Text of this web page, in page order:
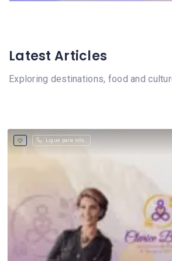
Latest Articles
Exploring destinations, food and
Ligue para nós.